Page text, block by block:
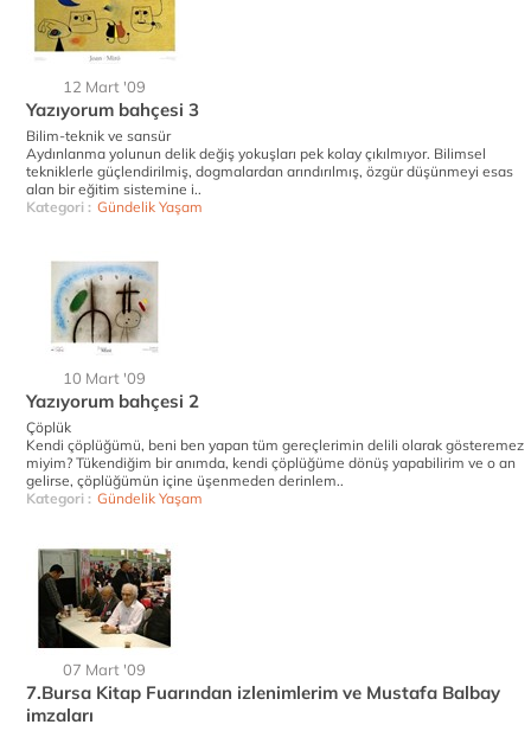
12 Mart '09
Yazıyorum bahçesi 3
Bilim-teknik ve sansür
Aydınlanma yolunun delik değiş yokuşları pek kolay çıkılmıyor. Bilimsel
tekniklerle güçlendirilmiş, dogmalardan arındırılmış, özgür düşünmeyi esas
alan bir eğitim sistemine i..
Kategori : Gündelik Yaşam
10 Mart '09
Yazıyorum bahçesi 2
Çöplük
Kendi çöplüğümü, beni ben yapan tüm gereçlerimin delili olarak gösteremez
miyim? Tükendiğim bir anımda, kendi çöplüğüme dönüş yapabilirim ve o an
gelirse, çöplüğümün içine üşenmeden derinlem..
Kategori : Gündelik Yaşam
07 Mart '09
7.Bursa Kitap Fuarından izlenimlerim ve Mustafa Balbay
imzaları